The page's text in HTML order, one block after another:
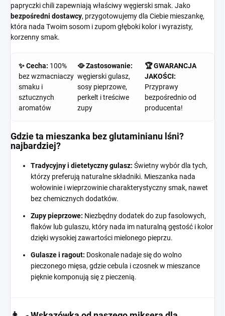
papryczki chili zapewniają właściwy węgierski smak. Jako
bezpośredni dostawcy, przygotowujemy dla Ciebie mieszankę,
która nada Twoim sosom i zupom głęboki kolor i wyrazisty,
korzenny smak.
✨ Cecha: 100%
bez wzmacniaczy
smaku i
sztucznych
aromatów
🥘 Zastosowanie:
węgierski gulasz,
sosy pieprzowe,
perkelt i treściwe
zupy
🏆 GWARANCJA
JAKOŚCI:
Przyprawy
bezpośrednio od
producenta!
Gdzie ta mieszanka bez glutaminianu lśni?
najbardziej?
Tradycyjny i dietetyczny gulasz: Świetny wybór dla tych,
którzy preferują naturalne składniki. Mieszanka nada
wołowinie i wieprzowinie charakterystyczny smak, nawet
bez chemicznych dodatków.
Zupy pieprzowe: Niezbędny dodatek do zup fasolowych,
flaków lub gulaszu, który nada im naturalną gęstość i kolor
dzięki wysokiej zawartości mielonego pieprzu.
Gulasze i ragout: Doskonale nadaje się do wolno
pieczonego mięsa, gdzie cebula i czosnek w mieszance
pięknie komponują się z pieczenią.